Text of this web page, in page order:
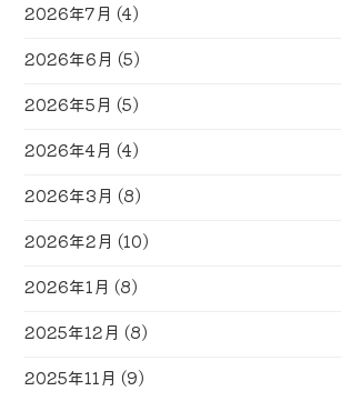
2026年7月 (4)
2026年6月 (5)
2026年5月 (5)
2026年4月 (4)
2026年3月 (8)
2026年2月 (10)
2026年1月 (8)
2025年12月 (8)
2025年11月 (9)